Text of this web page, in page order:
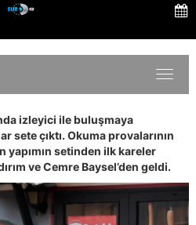
izleyici ile buluşmaya
sete çıktı. Okuma provalarının
yapımın setinden ilk kareler
ve Cemre Baysel’den geldi.